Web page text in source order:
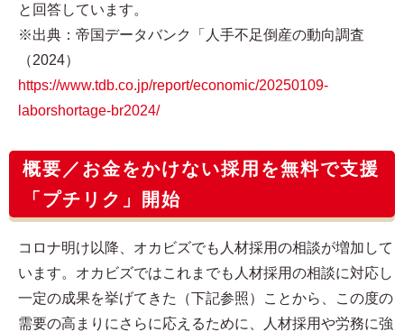
と回答しています。
※出典：帝国データバンク「人手不足倒産の動向調査
（2024）
https://www.tdb.co.jp/report/economic/20250109-
laborshortage-br2024/
概要／お金をかけない採用を無料で支援
「プチリク」開始
コロナ明け以降、オカビズでも人材採用の相談が増加して
います。オカビズではこれまでも人材採用の相談に対応し
一定の成果を挙げてきた（下記参照）ことから、この度の
需要の高まりにさらに応えるために、人材採用や労務に強